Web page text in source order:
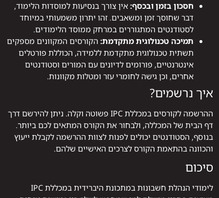
חסכון בזמן ובכסף:אין צורך בנסיעות למוסדות הלימוד,
דבר שחוסך זמן ומשאבים. זהו יתרון משמעותי במיוחד
לסטודנטים המתגוררים במרחק ממוסד הלימודים.
תמיכה טכנולוגית מתקדמת: הקורסים המקוונים מספקים
תשתית טכנולוגית מתקדמת ללמידה, הכוללת פורטלים
אינטרנטיים, פורומים לדיונים עם המורים וסטודנטים
אחרים, וכן גישה לחומרי עזר ומטלות מקוונות.
איך נרשמים?
ההרשמה לקורסים במכללת IPC פשוטה וקלה. ניתן להירשם דרך
דף הבית של המכללה, ולבחור את הקורס המתאים לכם ביותר.
בנוסף, הסטודנטים יכולים לפנות לצוות ההרשמה לקבלת ייעוץ
והכוונה בהתאמת הקורס לצרכים האישיים שלהם.
סיכום
לימודי הנהלת חשבונות במתכונת היברידית במכללת IPC